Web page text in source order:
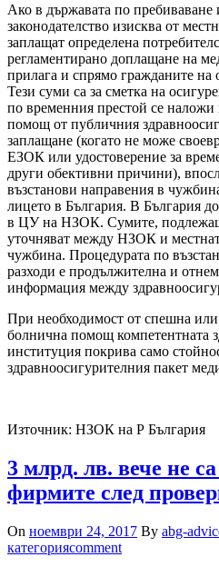
Ако в държавата по пребиваване
законодателство изисква от
заплащат определена
регламентирано доплащане на
прилага и спрямо гражданите на
Тези суми са за сметка на
по временния престой се
помощ от публичния
заплащане (когато не може
ЕЗОК или удостоверение за
други обективни причини),
възстанови направения в
лицето в България. В България
в ЦУ на НЗОК. Сумите,
уточняват между НЗОК и
чужбина. Процедурата по
разходи е продължителна и
информация между
При необходимост от спешна
болнична помощ компетентната
институция покрива само
здравноосигурителния пакет
Източник: НЗОК на Р България
3 млрд. лв. вече не
фирмите след
On ноември 24, 2017 By abg-
категорияcomment